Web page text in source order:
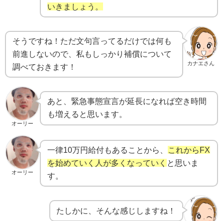
いきましょう。
カナエさん
そうですね！ただ文句言ってるだけでは何も
前進しないので、私もしっかり補償について
調べておきます！
オーリー
あと、緊急事態宣言が延長になれば空き時間
も増えると思います。
オーリー
一律10万円給付もあることから、
これからFX
を始めていく人が多くなっていく と思いま
す。
たしかに、そんな感じしますね！